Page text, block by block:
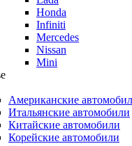
Honda
Infiniti
Mercedes
Nissan
Mini
Американские
Итальянские автомобили
Китайские автомобили
Корейские автомобили